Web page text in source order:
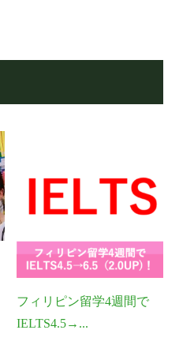
フィリピン留学4週間で
IELTS4.5→...